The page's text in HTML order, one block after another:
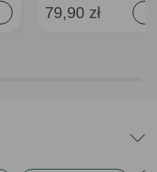
79,90 zł